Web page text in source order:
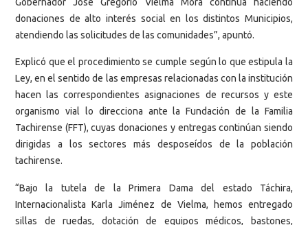
donaciones de alto interés social en los distintos Municipios,
atendiendo las solicitudes de las comunidades”, apuntó.
Explicó que el procedimiento se cumple según lo que estipula la
Ley, en el sentido de las empresas relacionadas con la institución
hacen las correspondientes asignaciones de recursos y este
organismo vial lo direcciona ante la Fundación de la Familia
Tachirense (FFT), cuyas donaciones y entregas continúan siendo
dirigidas a los sectores más desposeídos de la población
tachirense.
“Bajo la tutela de la Primera Dama del estado Táchira,
Internacionalista Karla Jiménez de Vielma, hemos entregado
sillas de ruedas, dotación de equipos médicos, bastones,